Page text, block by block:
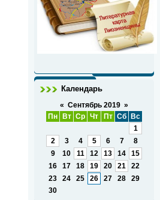
Календарь
« Сентябрь 2019 »
Пн
Вт Ср Чт Пт Сб
Вс
1
2
3 4 5 6 7
8
9
10 11 12 13 14
15
16
17 18 19 20 21
22
23
24 25 26 27 28
29
30